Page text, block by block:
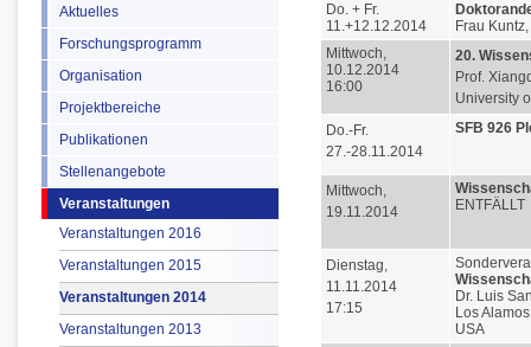
Aktuelles
Forschungsprogramm
Organisation
Projektbereiche
Publikationen
Stellenangebote
Veranstaltungen
Veranstaltungen 2016
Veranstaltungen 2015
Veranstaltungen 2014
Veranstaltungen 2013
Do. + Fr.
11.+12.12.2014
Frau
Mittwoch,
10.12.2014
16:00
20.
Prof.
University
Do.-Fr.
27.-28.11.2014
SFB 926
Mittwoch,
19.11.2014
ENTFÄLLT
Dienstag,
11.11.2014
17:15
Dr. Luis
Los
USA